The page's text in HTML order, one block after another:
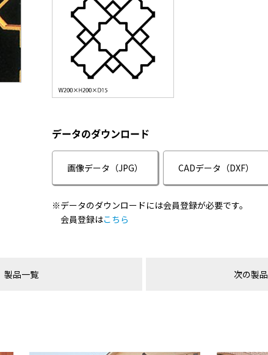
データのダウンロード
画像データ（JPG） CADデータ（DXF）
※データのダウンロードには会員登録が必要です。
会員登録はこちら
製品一覧 次の製品